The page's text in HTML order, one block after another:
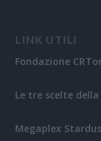
LINK UTILI
Fondazione
Le tre scelte
Megaplex